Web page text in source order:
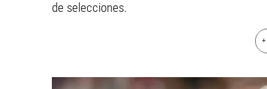
de selecciones.